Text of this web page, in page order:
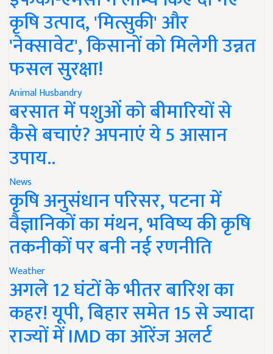
कृषि उत्पाद, 'मित्सुकी' और
'नेक्सावेट', किसानों को मिलेगी उन्नत
फसल सुरक्षा!
Animal Husbandry
बरसात में पशुओं को बीमारियों से
कैसे बचाएं? अपनाएं ये 5 आसान
उपाय..
News
कृषि अनुसंधान परिसर, पटना में
वैज्ञानिकों का मंथन, भविष्य की कृषि
तकनीकों पर बनी नई रणनीति
Weather
अगले 12 घंटों के भीतर बारिश का
कहर! यूपी, बिहार समेत 15 से ज्यादा
राज्यों में IMD का ऑरेंज अलर्ट